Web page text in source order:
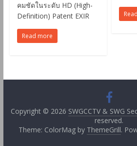
คมชัดในระดับ HD (High-
Definition) Patent EXIR
Read more
Copyright © 2026 SWGCCTV & SWG
reserved.
Theme: ColorMag by ThemeGrill.